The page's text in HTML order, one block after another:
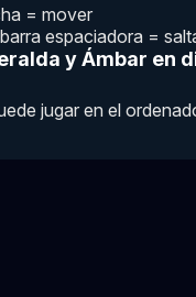
= mover
espaciadora =
y Ámbar en
jugar en el